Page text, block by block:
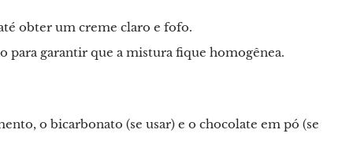
obter um creme claro e fofo.
para garantir que a mistura fique homogênea.
o bicarbonato (se usar) e o chocolate em pó (se